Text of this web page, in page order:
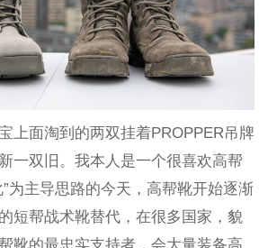
上面淘到的两双挂着PROPPER吊牌
一双旧。我本人是一个很喜欢高帮
为主导思路的今天，高帮靴开始逐渐
短帮战术靴替代，在很多国家，貌
靴的最忠实支持者，会大量装备高